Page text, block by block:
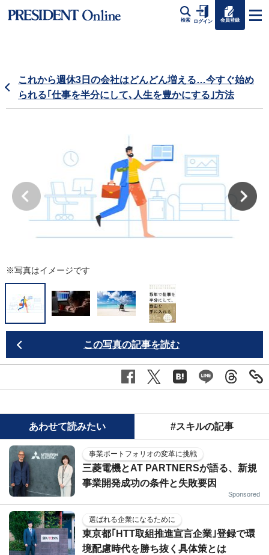
検索 ログイン 会員登録
これから週休3日の会社はどんどん増える…今すぐ始め
られる｢仕事を半分にして､人生を豊かにする｣方法
※写真はイメージです
この写真の記事を読む
あわせて読みたい #スキルの記事
事業ポートフォリオの変革に挑戦
三菱電機とAT PARTNERSが語る、新規
事業開発成功の条件と失敗要因
Sponsored
選ばれる企業になるために
東京都｢HTT取組推進宣言企業｣登録で環
境配慮時代を勝ち抜く具体策とは